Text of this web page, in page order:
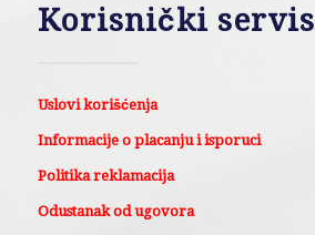
Korisnički servis
Uslovi korišćenja
Informacije o placanju i isporuci
Politika reklamacija
Odustanak od ugovora